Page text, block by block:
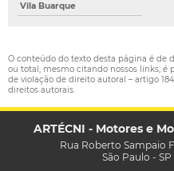
Vila Buarque
O conteúdo do texto desta página é de
ou total, mesmo citando nossos links, é
de violação de direito autoral – artigo
direitos autorais.
ARTÉCNI - Motores e
Rua Roberto Sampaio
São Paulo -